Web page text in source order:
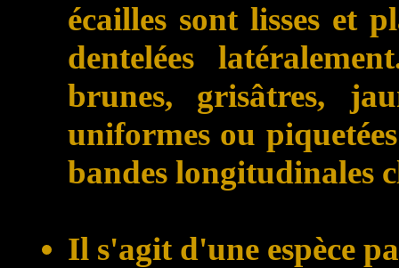
écailles sont lisses et
dentelées
brunes, grisâtres,
uniformes ou
bandes longitudinales
Il s'agit d'une espèce